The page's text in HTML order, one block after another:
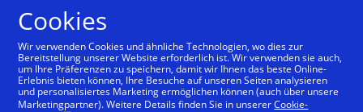
Deutsch
Cookies
Wir verwenden Cookies und ähnliche Technologien, wo dies zur
Bereitstellung unserer Website erforderlich ist. Wir verwenden sie auch,
um Ihre Präferenzen zu speichern, damit wir Ihnen das beste Online-
Erlebnis bieten können, Ihre Besuche auf unseren Seiten analysieren
und personalisiertes Marketing ermöglichen können (auch über unsere
Marketingpartner). Weitere Details finden Sie in unsererCookie-